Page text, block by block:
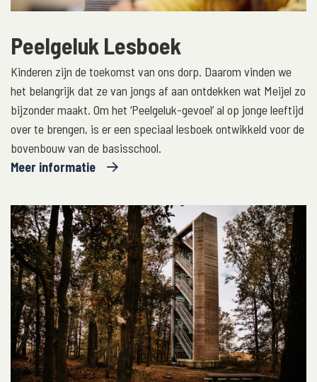
Peelgeluk Lesboek
Kinderen zijn de toekomst van ons dorp. Daarom vinden we
het belangrijk dat ze van jongs af aan ontdekken wat Meijel zo
bijzonder maakt. Om het ‘Peelgeluk-gevoel’ al op jonge leeftijd
over te brengen, is er een speciaal lesboek ontwikkeld voor de
bovenbouw van de basisschool.
Meer informatie